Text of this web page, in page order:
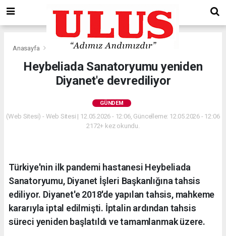
Anasayfa Gündem
Heybeliada Sanatoryumu yeniden
Diyanet'e devrediliyor
GÜNDEM
(Web Sitesi) - Web Sitesi | 12.05.2026 - 12:06, Güncelleme: 12.05.2026 - 12:06
2172+ kez okundu.
Türkiye'nin ilk pandemi hastanesi Heybeliada
Sanatoryumu, Diyanet İşleri Başkanlığına tahsis
ediliyor. Diyanet'e 2018'de yapılan tahsis, mahkeme
kararıyla iptal edilmişti. İptalin ardından tahsis
süreci yeniden başlatıldı ve tamamlanmak üzere.